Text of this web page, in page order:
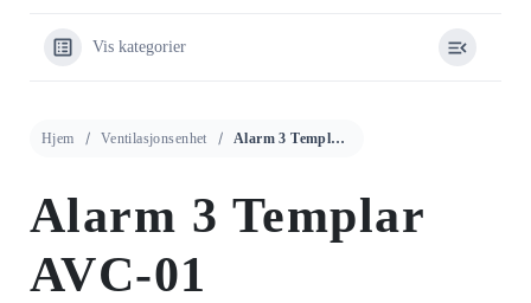
Dansk
Latviešu valoda
Lietuvių kalba
Vis kategorier
Hjem Ventilasjonsenhet Alarm 3 Templar AVC-01
Alarm 3 Templar
AVC-01